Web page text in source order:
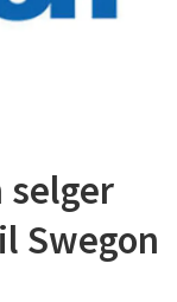
selger
Swegon